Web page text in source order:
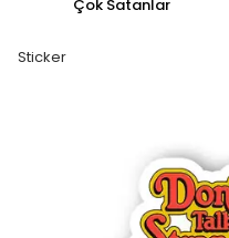
Çok Satanlar
Sticker